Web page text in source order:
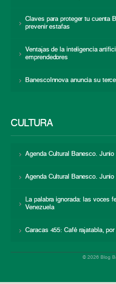
Claves para proteger tu cuenta
prevenir estafas
Ventajas de la inteligencia
emprendedores
BanescoInnova anuncia su
CULTURA
Agenda Cultural Banesco.
Agenda Cultural Banesco.
La palabra ignorada: las voces
Venezuela
Caracas 455: Café rajatabla,
© 2026 Blog